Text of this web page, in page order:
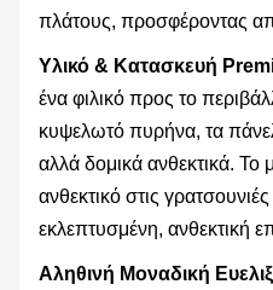
πλάτους, προσφέροντας
Υλικό & Κατασκευή
ένα φιλικό προς το
κυψελωτό πυρήνα, τα πάνελ
αλλά δομικά ανθεκτικά. Το
ανθεκτικό στις
εκλεπτυσμένη, ανθεκτική
Αληθινή Μοναδική